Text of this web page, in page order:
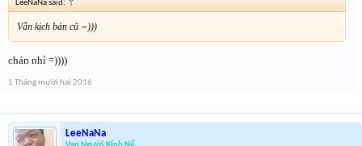
LeeNaNa said: ↑
Vẫn kịch bản cũ =)))
chán nhỉ =))))
1 Tháng mười hai 2016
LeeNaNa